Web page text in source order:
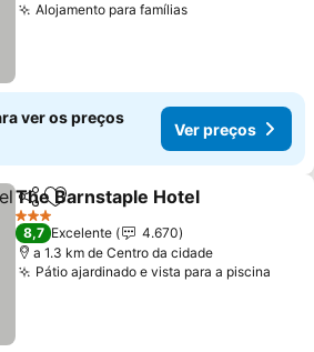
Alojamento para famíliasVer preços
ver os preços
Ver preços
PartilharAdicionar aos favoritos
The Barnstaple Hotel
3 Estrelas
8,7 Excelente
4.670
a 1.3 km de Centro da cidade
Pátio ajardinado e vista para a piscina